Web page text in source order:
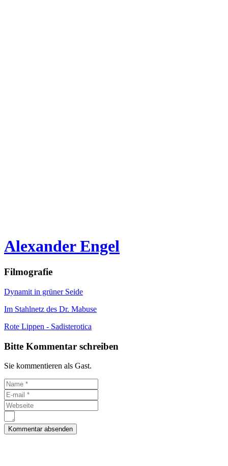
Alexander Engel
Filmografie
Dynamit in grüner Seide
Im Stahlnetz des Dr. Mabuse
Rote Lippen - Sadisterotica
Bitte Kommentar schreiben
Sie kommentieren als Gast.